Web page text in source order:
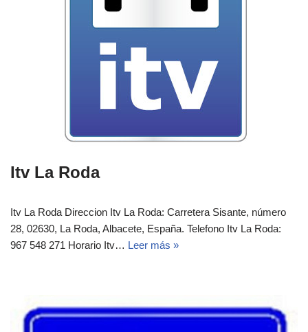
Itv La Roda
Itv La Roda Direccion Itv La Roda: Carretera Sisante, número
28, 02630, La Roda, Albacete, España.‎‎ Telefono Itv La Roda:
967 548 271 Horario Itv… Leer más »